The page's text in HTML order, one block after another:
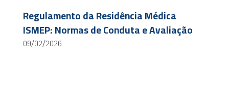
Regulamento da Residência Médica
ISMEP: Normas de Conduta e Avaliação
09/02/2026